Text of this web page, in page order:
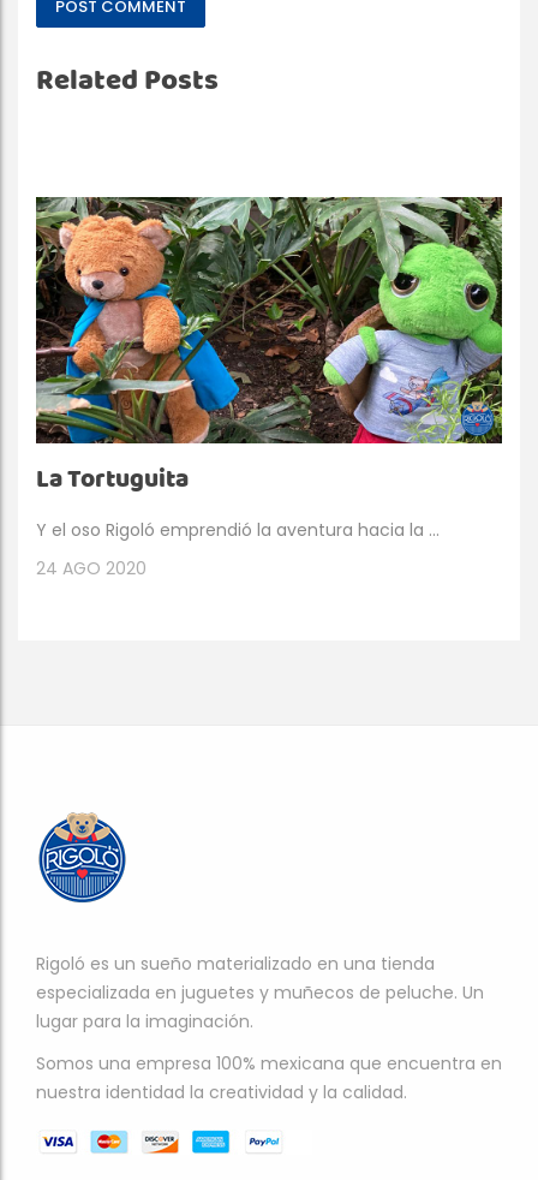
Related Posts
La Tortuguita
Y el oso Rigoló emprendió la aventura hacia la ...
24 AGO 2020
Rigoló es un sueño materializado en una tienda
especializada en juguetes y muñecos de peluche. Un
lugar para la imaginación.
Somos una empresa 100% mexicana que encuentra en
nuestra identidad la creatividad y la calidad.